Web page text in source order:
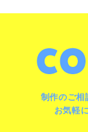
制作のご相
お気軽